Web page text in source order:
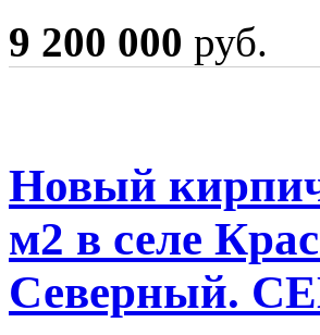
9 200 000 руб.
Новый
м2 в селе
Северный.